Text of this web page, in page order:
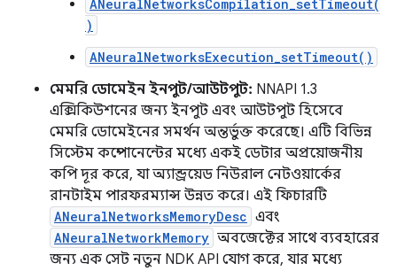
ANeuralNetworksCompilation_setTimeout(
)
ANeuralNetworksExecution_setTimeout()
মেমরি ডোমেইন ইনপুট/আউটপুট: NNAPI 1.3
এক্সিকিউশনের জন্য ইনপুট এবং আউটপুট হিসেবে
মেমরি ডোমেইনের সমর্থন অন্তর্ভুক্ত করেছে। এটি বিভিন্ন
সিস্টেম কম্পোনেন্টের মধ্যে একই ডেটার অপ্রয়োজনীয়
কপি দূর করে, যা অ্যান্ড্রয়েড নিউরাল নেটওয়ার্কের
রানটাইম পারফরম্যান্স উন্নত করে। এই ফিচারটি
ANeuralNetworksMemoryDesc এবং
ANeuralNetworkMemory অবজেক্টের সাথে ব্যবহারের
জন্য এক সেট নতুন NDK API যোগ করে, যার মধ্যে